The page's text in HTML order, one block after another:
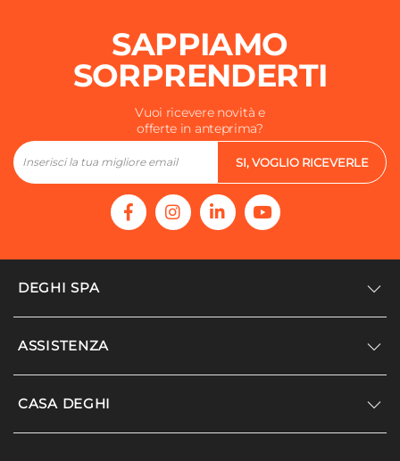
SAPPIAMO
SORPRENDERTI
Vuoi ricevere novità e
offerte in anteprima?
SI, VOGLIO RICEVERLE
DEGHI SPA
Accedi/Registrati
ASSISTENZA
Supporto
CASA DEGHI